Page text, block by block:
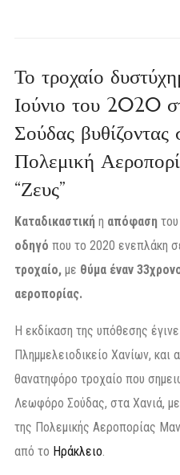
Το τροχαίο
Ιούνιο του 2020
Σούδας βυθίζοντας
Πολεμική
“Ζευς”
Καταδικαστική η απόφαση του
οδηγό που το 2020 ενεπλάκη
τροχαίο, με θύμα έναν
αεροπορίας.
Η εκδίκαση της υπόθεσης
Πλημμελειοδικείο Χανίων, και
θανατηφόρο τροχαίο που
Λεωφόρο Σούδας, στα Χανιά,
της Πολεμικής Αεροπορίας
από το Ηράκλειο.